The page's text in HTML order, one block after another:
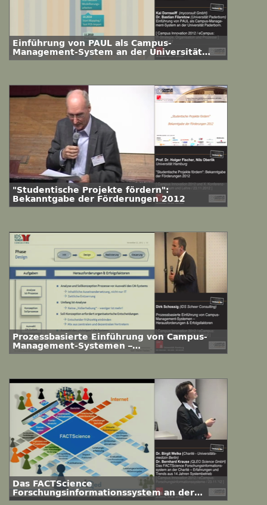
Einführung von PAUL als Campus-
Management-System an der Universität
Paderborn: Zwischen lehrbuchhafter
"Studentische Projekte fördern":
Bekanntgabe der Förderungen 2012
Prozessbasierte Einführung von Campus-
Management-Systemen –
Herausforderungen & Erfolgsfaktoren
Das FACTScience
Forschungsinformationssystem an der
Charité